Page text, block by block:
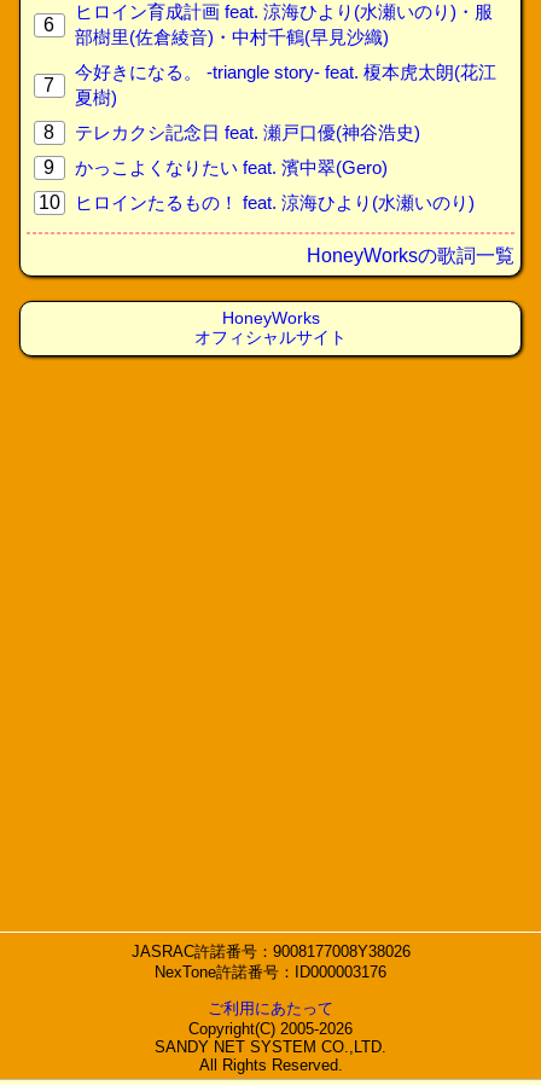
6
ヒロイン育成計画 feat. 涼海ひより(水瀬いのり)・服
部樹里(佐倉綾音)・中村千鶴(早見沙織)
7
今好きになる。 -triangle story- feat. 榎本虎太朗(花江
夏樹)
8
テレカクシ記念日 feat. 瀬戸口優(神谷浩史)
9
かっこよくなりたい feat. 濱中翠(Gero)
10
ヒロインたるもの！ feat. 涼海ひより(水瀬いのり)
HoneyWorksの歌詞一覧
HoneyWorks
オフィシャルサイト
JASRAC許諾番号：9008177008Y38026
NexTone許諾番号：ID000003176
ご利用にあたって
Copyright(C) 2005-2026
SANDY NET SYSTEM CO.,LTD.
All Rights Reserved.